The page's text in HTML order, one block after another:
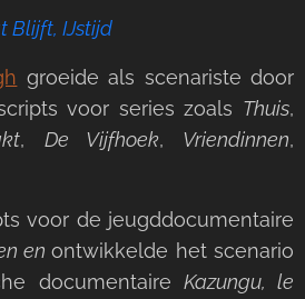
Blijft, IJstijd
groeide als scenariste door
voor series zoals Thuis,
, De Vijfhoek, Vriendinnen,
voor de jeugddocumentaire
enontwikkelde het scenario
documentaire Kazungu, le